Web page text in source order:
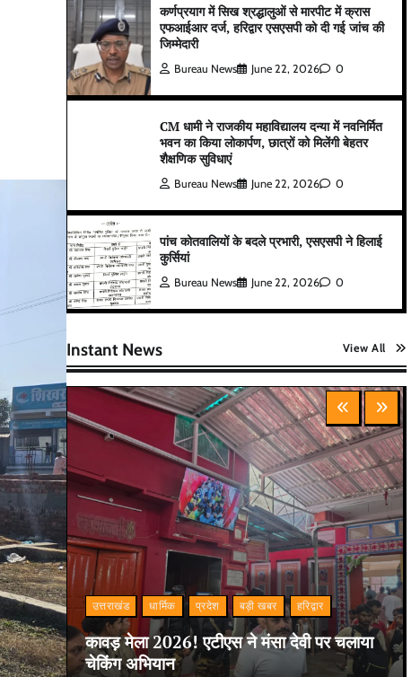
कर्णप्रयाग में सिख श्रद्धालुओं से मारपीट में क्रास
एफआईआर दर्ज, हरिद्वार एसएसपी को दी गई जांच की
जिम्मेदारी
Bureau News June 22, 2026 0
CM धामी ने राजकीय महाविद्यालय दन्या में नवनिर्मित
भवन का किया लोकार्पण, छात्रों को मिलेंगी बेहतर
शैक्षणिक सुविधाएं
Bureau News June 22, 2026 0
पांच कोतवालियों के बदले प्रभारी, एसएसपी ने हिलाई
कुर्सियां
Bureau News June 22, 2026 0
Instant News View All
उत्तराखंड धार्मिक प्रदेश बड़ी खबर हरिद्वार
कावड़ मेला 2026! एटीएस ने मंसा देवी पर चलाया
चेकिंग अभियान